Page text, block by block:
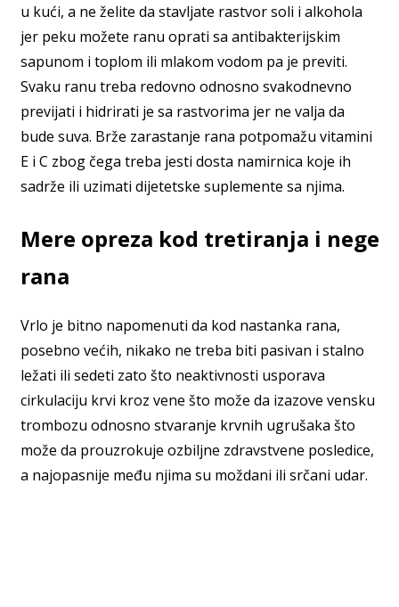
u kući, a ne želite da stavljate rastvor soli i alkohola
jer peku možete ranu oprati sa antibakterijskim
sapunom i toplom ili mlakom vodom pa je previti.
Svaku ranu treba redovno odnosno svakodnevno
previjati i hidrirati je sa rastvorima jer ne valja da
bude suva. Brže zarastanje rana potpomažu vitamini
E i C zbog čega treba jesti dosta namirnica koje ih
sadrže ili uzimati dijetetske suplemente sa njima.
Mere opreza kod tretiranja i nege
rana
Vrlo je bitno napomenuti da kod nastanka rana,
posebno većih, nikako ne treba biti pasivan i stalno
ležati ili sedeti zato što neaktivnosti usporava
cirkulaciju krvi kroz vene što može da izazove vensku
trombozu odnosno stvaranje krvnih ugrušaka što
može da prouzrokuje ozbiljne zdravstvene posledice,
a najopasnije među njima su moždani ili srčani udar.